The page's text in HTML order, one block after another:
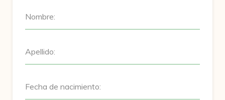
Nombre:
Apellido:
Fecha de nacimiento: